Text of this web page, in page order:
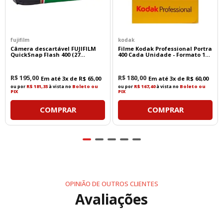
processo de revelação C-41.
Revelação em processo C-41
Disponibilidade em laboratórios
convencionais
Excelente qualidade de digitalização
Negativos com ampla latitude de exposição
Facilidade de ampliação
Essa característica permite que o filme seja
processado em praticamente qualquer laboratório
O XP2 Super produz imagens com excepcional
suavidade tonal, excelente definição e granulação
extremamente discreta.
fujifilm
Câmera descartável FUJIFILM
QuickSnap Flash 400 (27
R$195,00 Em até 3x de R$ 65,00
ou por R$ 181,35à vista no Boleto ou
PIX
COMPRAR
kodak
Filme Kodak Professional Portra
400 Cada Unidade - Formato 135
R$180,00 Em até 3x de R$ 60,00
ou por R$ 167,40à vista no Boleto ou
PIX
COMPRAR
OPINIÃO DE OUTROS CLIENTES
Avaliações